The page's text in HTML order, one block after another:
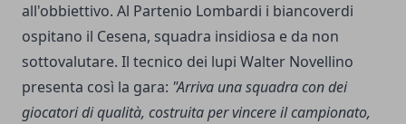
all'obbiettivo. Al Partenio Lombardi i biancoverdi
ospitano il Cesena, squadra insidiosa e da non
sottovalutare. Il tecnico dei lupi Walter Novellino
presenta così la gara: "Arriva una squadra con dei
giocatori di qualità, costruita per vincere il campionato,